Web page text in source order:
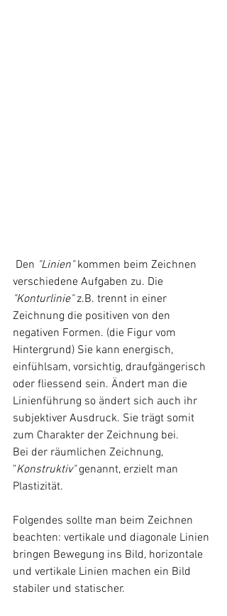
Den "Linien" kommen beim Zeichnen
verschiedene Aufgaben zu. Die
"Konturlinie" z.B. trennt in einer
Zeichnung die positiven von den
negativen Formen. (die Figur vom
Hintergrund) Sie kann energisch,
einfühlsam, vorsichtig, draufgängerisch
oder fliessend sein. Ändert man die
Linienführung so ändert sich auch ihr
subjektiver Ausdruck. Sie trägt somit
zum Charakter der Zeichnung bei.
Bei der räumlichen Zeichnung,
"Konstruktiv" genannt, erzielt man
Plastizität.
Folgendes sollte man beim Zeichnen
beachten: vertikale und diagonale Linien
bringen Bewegung ins Bild, horizontale
und vertikale Linien machen ein Bild
stabiler und statischer.